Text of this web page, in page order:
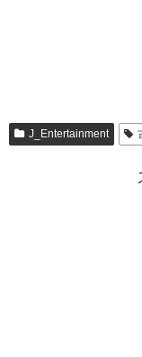
J_Entertainment